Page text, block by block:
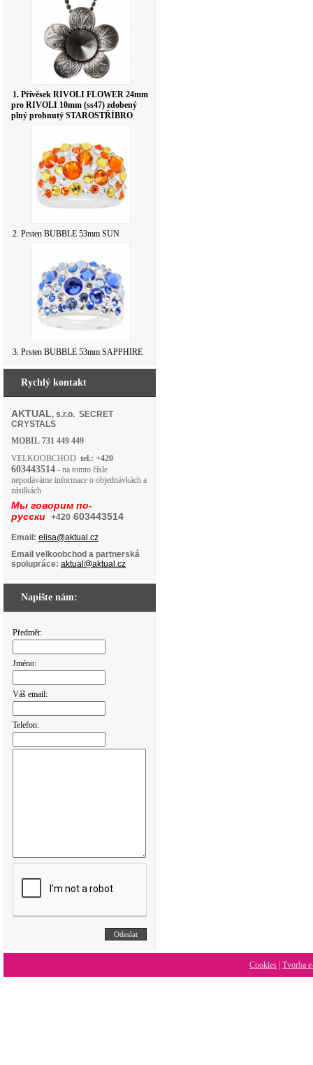
1. Přívěsek RIVOLI FLOWER 24mm
pro RIVOLI 10mm (ss47) zdobený
plný prohnutý STAROSTŘÍBRO
2. Prsten BUBBLE 53mm SUN
3. Prsten BUBBLE 53mm SAPPHIRE
Rychlý kontakt
AKTUAL, s.r.o. SECRET
CRYSTALS
MOBIL 731 449 449
VELKOOBCHOD tel.: +420
603443514 - na tomto čísle
nepodáváme informace o objednávkách a
zásilkách
Мы говорим по-
русски +420 603443514
Email: elisa@aktual.cz
Email velkoobchod a partnerská
spolupráce: aktual@aktual.cz
Napište nám:
Předmět:
Jméno:
Váš email:
Telefon:
Cookies Tvorba